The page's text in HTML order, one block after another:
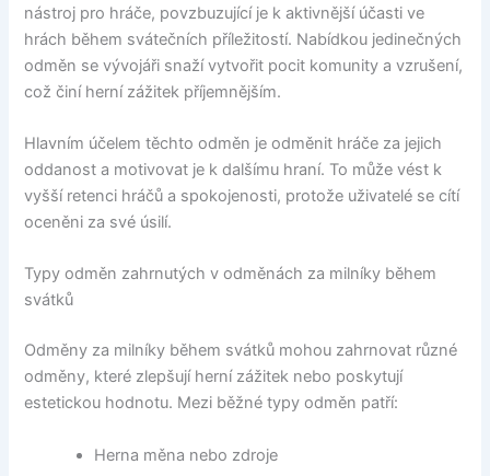
nástroj pro hráče, povzbuzující je k aktivnější účasti ve
hrách během svátečních příležitostí. Nabídkou jedinečných
odměn se vývojáři snaží vytvořit pocit komunity a vzrušení,
což činí herní zážitek příjemnějším.
Hlavním účelem těchto odměn je odměnit hráče za jejich
oddanost a motivovat je k dalšímu hraní. To může vést k
vyšší retenci hráčů a spokojenosti, protože uživatelé se cítí
oceněni za své úsilí.
Typy odměn zahrnutých v odměnách za milníky během
svátků
Odměny za milníky během svátků mohou zahrnovat různé
odměny, které zlepšují herní zážitek nebo poskytují
estetickou hodnotu. Mezi běžné typy odměn patří:
Herna měna nebo zdroje